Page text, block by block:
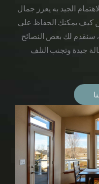
الجيد به يعزز جمال
كيف يمكنك الحفاظ على
سنقدم لك بعض النصائح